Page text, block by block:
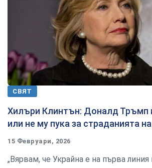
СВЯТ
Хилъри Клинтън: Доналд Тръмп
или не му пука за страданията
15 Февруари, 2026
„Вярвам, че Украйна е на първа линия